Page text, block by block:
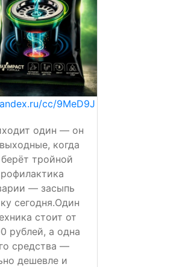
cc/9MeD9J
один — он
когда
тройной
— засыпь
сегодня.Один
стоит от
рублей, а одна
средства —
дешевле и